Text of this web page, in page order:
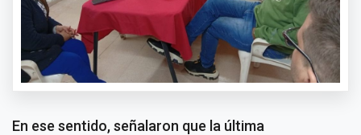
En ese sentido, señalaron que la última